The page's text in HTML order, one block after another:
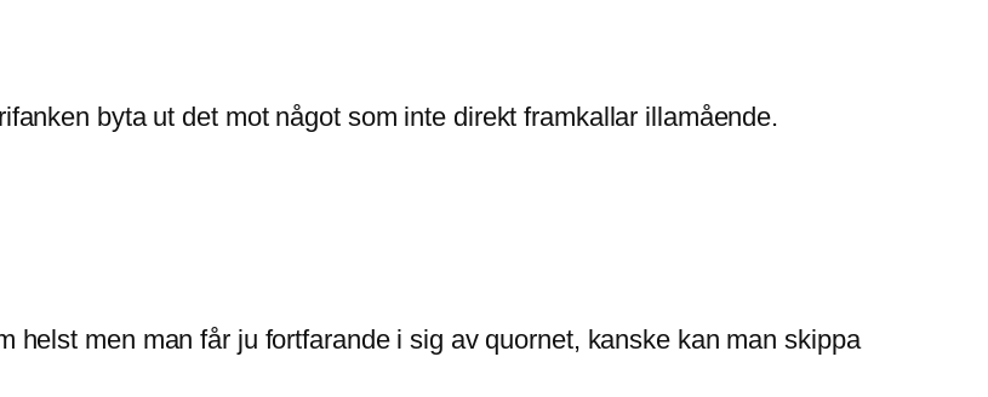
byta ut det mot något som inte direkt framkallar illamående.
helst men man får ju fortfarande i sig av quornet, kanske kan man skippa